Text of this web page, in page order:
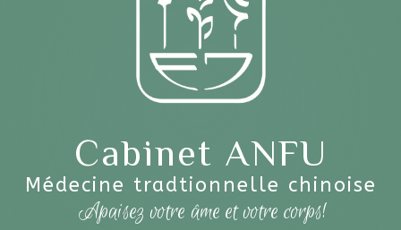
Cabinet ANFU
Médecine tradtionnelle chinoise
Apaisez votre âme et votre corps!